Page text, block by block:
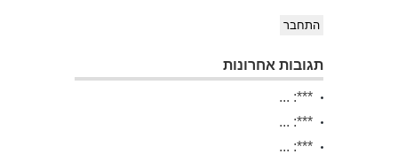
התחבר
תגובות אחרונות
***: ...
***: ...
***: ...